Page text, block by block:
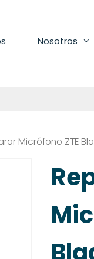
Nosotros
Micrófono ZTE